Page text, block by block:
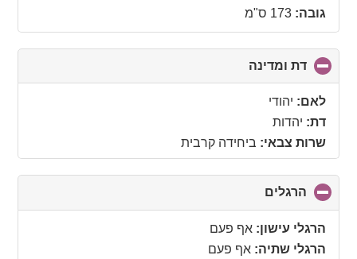
גובה: 173 ס"מ
דת ומדינה
to
לאם: יהודי
דת: יהדות
שרות צבאי: ביחידה קרבית
הרגלים
to
collapse
contents
הרגלי עישון: אף פעם
הרגלי שתיה: אף פעם